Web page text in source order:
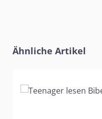
Produktgalerie
Ähnliche Artikel